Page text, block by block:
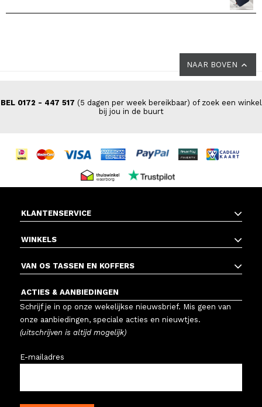
NAAR BOVEN
BEL 0172 - 447 517 (5 dagen per week bereikbaar) of zoek een winkel
bij jou in de buurt
KLANTENSERVICE
WINKELS
VAN OS TASSEN EN KOFFERS
ACTIES & AANBIEDINGEN
Schrijf je in op onze wekelijkse nieuwsbrief. Mis geen van
onze aanbiedingen, speciale acties en nieuwtjes.
(uitschrijven is altijd mogelijk)
E-mailadres